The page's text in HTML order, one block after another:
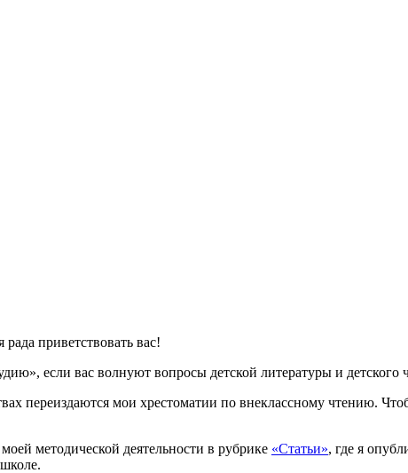
приветствовать вас!
если вас волнуют вопросы детской литературы и детского
переиздаются мои хрестоматии по внеклассному чтению.
методической деятельности в рубрике «Статьи», где я